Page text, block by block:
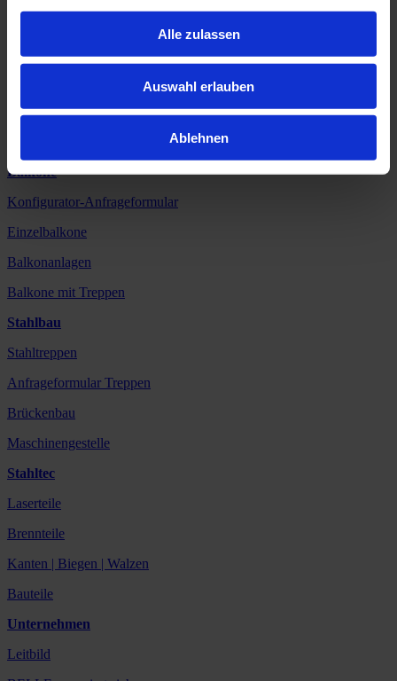
Alle zulassen
Auswahl erlauben
Ablehnen
Limbergstrasse 2
Balkone
Konfigurator-Anfrageformular
Einzelbalkone
Balkonanlagen
Balkone mit Treppen
Stahlbau
Stahltreppen
Anfrageformular Treppen
Brückenbau
Maschinengestelle
Stahltec
Laserteile
Brennteile
Kanten | Biegen | Walzen
Bauteile
Unternehmen
Leitbild